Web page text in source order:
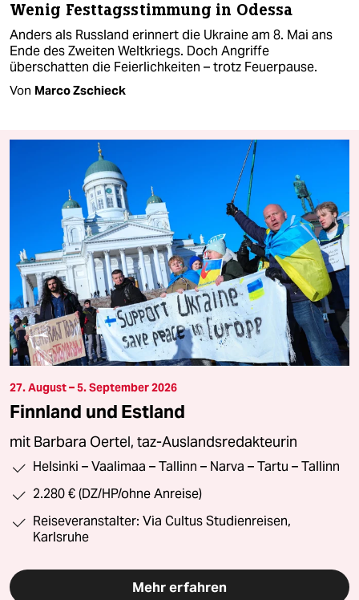
Wenig Festtagsstimmung in Odessa
Anders als Russland erinnert die Ukraine am 8. Mai ans
Ende des Zweiten Weltkriegs. Doch Angriffe
überschatten die Feierlichkeiten – trotz Feuerpause.
Von Marco Zschieck
27. August – 5. September 2026
Finnland und Estland
mit Barbara Oertel, taz-Auslandsredakteurin
Helsinki – Vaalimaa – Tallinn – Narva – Tartu – Tallinn
2.280 € (DZ/HP/ohne Anreise)
Reiseveranstalter: Via Cultus Studienreisen,
Karlsruhe
Mehr erfahren